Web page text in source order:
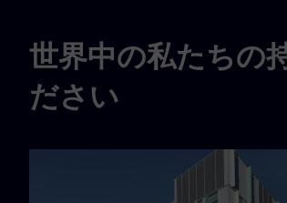
世界中の私たちの
ださい